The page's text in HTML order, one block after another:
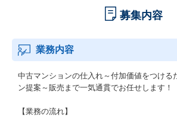
募集内容
業務内容
中古マンションの仕入れ～付加価値をつける
ン提案～販売まで一気通貫でお任せします！
【業務の流れ】